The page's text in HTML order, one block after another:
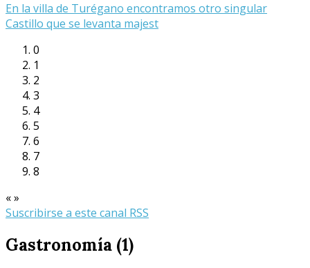
En la villa de Turégano encontramos otro singular
Castillo que se levanta majest
0
1
2
3
4
5
6
7
8
«»
Suscribirse a este canal RSS
Gastronomía (1)